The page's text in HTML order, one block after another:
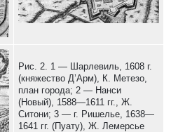
Рис. 2. 1 — Шарлевиль, 1608 г.
(княжество Д’Арм), К. Метезо,
план города; 2 — Нанси
(Новый), 1588—1611 гг., Ж.
Ситони; 3 — г. Ришелье, 1638—
1641 гг. (Пуату), Ж. Лемерсье